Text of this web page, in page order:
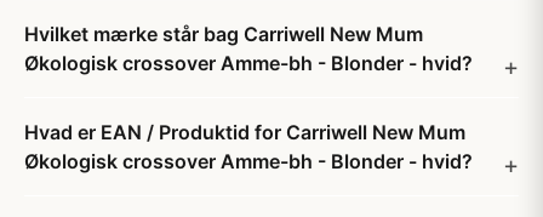
Hvilket mærke står bag Carriwell New Mum
Økologisk crossover Amme-bh - Blonder - hvid?
Hvad er EAN / Produktid for Carriwell New Mum
Økologisk crossover Amme-bh - Blonder - hvid?